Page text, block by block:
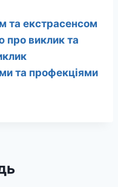
та екстрасенсом
про виклик та
та профекціями